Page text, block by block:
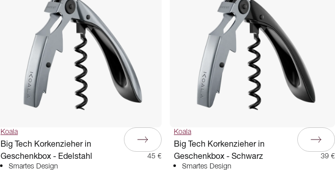
Koala
Big Tech Korkenzieher in
Geschenkbox - Edelstahl
Smartes Design
45 €
Koala
Big Tech Korkenzieher in
Geschenkbox - Schwarz
Smartes Design
39 €